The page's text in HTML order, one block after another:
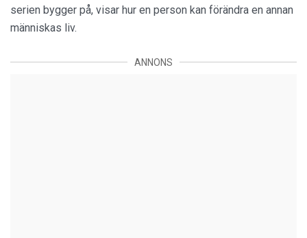
serien bygger på, visar hur en person kan förändra en annan
människas liv.
ANNONS